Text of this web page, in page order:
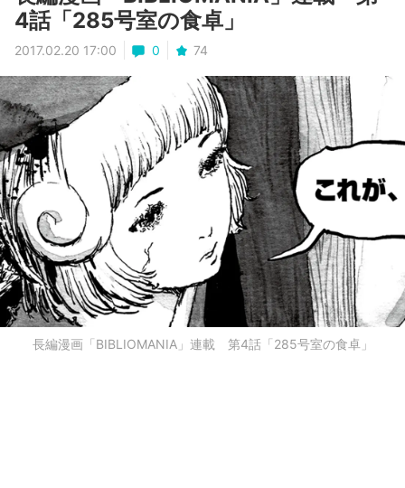
4話「285号室の食卓」
2017.02.20 17:00 0 74
長編漫画「BIBLIOMANIA」連載 第4話「285号室の食卓」